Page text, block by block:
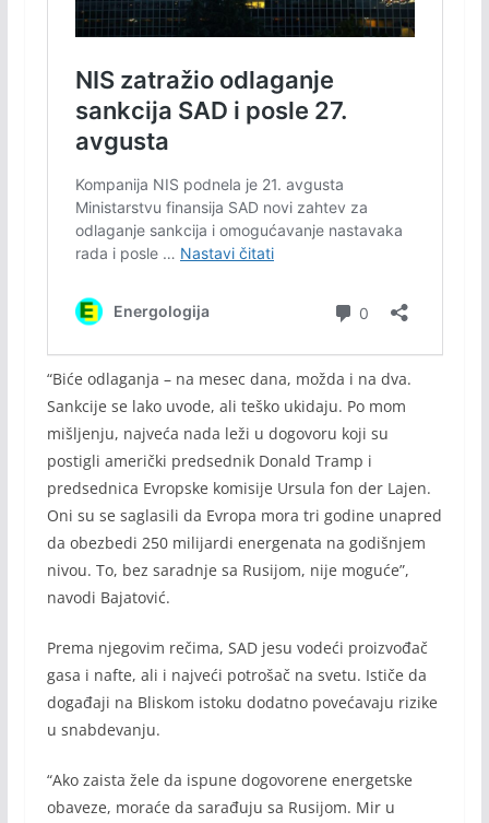
“Biće odlaganja – na mesec dana, možda i na dva.
Sankcije se lako uvode, ali teško ukidaju. Po mom
mišljenju, najveća nada leži u dogovoru koji su
postigli američki predsednik Donald Tramp i
predsednica Evropske komisije Ursula fon der Lajen.
Oni su se saglasili da Evropa mora tri godine unapred
da obezbedi 250 milijardi energenata na godišnjem
nivou. To, bez saradnje sa Rusijom, nije moguće”,
navodi Bajatović.
Prema njegovim rečima, SAD jesu vodeći proizvođač
gasa i nafte, ali i najveći potrošač na svetu. Ističe da
događaji na Bliskom istoku dodatno povećavaju rizike
u snabdevanju.
“Ako zaista žele da ispune dogovorene energetske
obaveze, moraće da sarađuju sa Rusijom. Mir u